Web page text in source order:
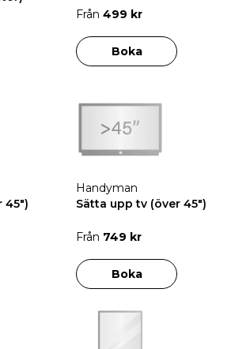
Från 499 kr
Boka
45")
Handyman
Sätta upp tv (över 45")
Från 749 kr
Boka